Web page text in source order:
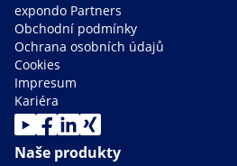
expondo Partners
Obchodní podmínky
Ochrana osobních údajů
Cookies
Impresum
Kariéra
Naše produkty